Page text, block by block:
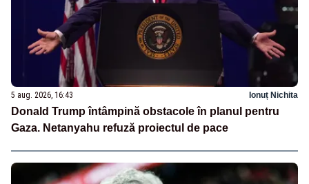
5 aug. 2026, 16:43 Ionuț Nichita
Donald Trump întâmpină obstacole în planul pentru
Gaza. Netanyahu refuză proiectul de pace